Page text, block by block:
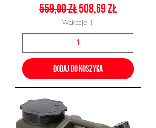
Regularna cena
559,00 złCena rabatowa
508,69 zł
Wakacje !!!
Dodaj do koszyka